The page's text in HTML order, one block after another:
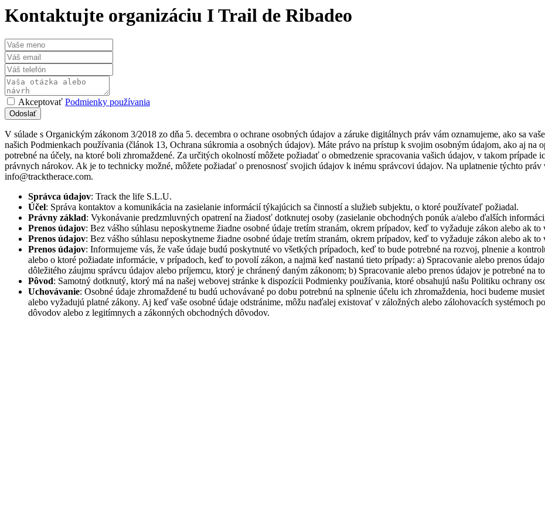
Kontaktujte organizáciu I Trail de Ribadeo
Akceptovať Podmienky používania
V súlade s Organickým zákonom 3/2018 zo dňa 5. decembra o ochrane osobných údajov a záruke digitálnych práv vám oznamujeme, ako sa
našich Podmienkach používania (článok 13, Ochrana súkromia a osobných údajov). Máte právo na prístup k svojim osobným údajom, ako aj na
potrebné na účely, na ktoré boli zhromaždené. Za určitých okolností môžete požiadať o obmedzenie spracovania vašich údajov, v takom
právnych nárokov. Ak je to technicky možné, môžete požiadať o prenosnosť svojich údajov k inému správcovi údajov. Na uplatnenie týchto práv
info@tracktherace.com.
Správca údajov: Track the life S.L.U.
Účel: Správa kontaktov a komunikácia na zasielanie informácií týkajúcich sa činností a služieb subjektu, o ktoré používateľ požiadal.
Právny základ: Vykonávanie predzmluvných opatrení na žiadosť dotknutej osoby (zasielanie obchodných ponúk a/alebo ďalších
Prenos údajov: Bez vášho súhlasu neposkytneme žiadne osobné údaje tretím stranám, okrem prípadov, keď to vyžaduje zákon alebo ak
Prenos údajov: Bez vášho súhlasu neposkytneme žiadne osobné údaje tretím stranám, okrem prípadov, keď to vyžaduje zákon alebo ak
Prenos údajov: Informujeme vás, že vaše údaje budú poskytnuté vo všetkých prípadoch, keď to bude potrebné na rozvoj, plnenie a
alebo o ktoré požiadate informácie, v prípadoch, keď to povolí zákon, a najmä keď nastanú tieto prípady: a) Spracovanie alebo prenos
dôležitého záujmu správcu údajov alebo príjemcu, ktorý je chránený daným zákonom; b) Spracovanie alebo prenos údajov je potrebné
Pôvod: Samotný dotknutý, ktorý má na našej webovej stránke k dispozícii Podmienky používania, ktoré obsahujú našu Politiku ochrany
Uchovávanie: Osobné údaje zhromaždené tu budú uchovávané po dobu potrebnú na splnenie účelu ich zhromaždenia, hoci budeme
alebo vyžadujú platné zákony. Aj keď vaše osobné údaje odstránime, môžu naďalej existovať v záložných alebo zálohovacích systémoch
dôvodov alebo z legitímnych a zákonných obchodných dôvodov.